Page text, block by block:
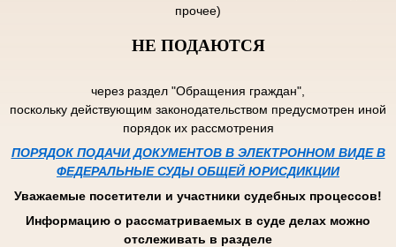
прочее)
НЕ ПОДАЮТСЯ
через раздел "Обращения граждан",
поскольку действующим законодательством предусмотрен иной
порядок их рассмотрения
ПОРЯДОК ПОДАЧИ ДОКУМЕНТОВ В ЭЛЕКТРОННОМ ВИДЕ В
ФЕДЕРАЛЬНЫЕ СУДЫ ОБЩЕЙ ЮРИСДИКЦИИ
Уважаемые посетители и участники судебных процессов!
Информацию о рассматриваемых в суде делах можно
отслеживать в разделе